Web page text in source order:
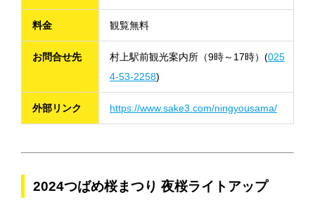
料金 観覧無料
お問合せ先 村上駅前観光案内所（9時～17時）(025
4-53-2258)
外部リンク https://www.sake3.com/ningyousama/
2024つばめ桜まつり 夜桜ライトアップ